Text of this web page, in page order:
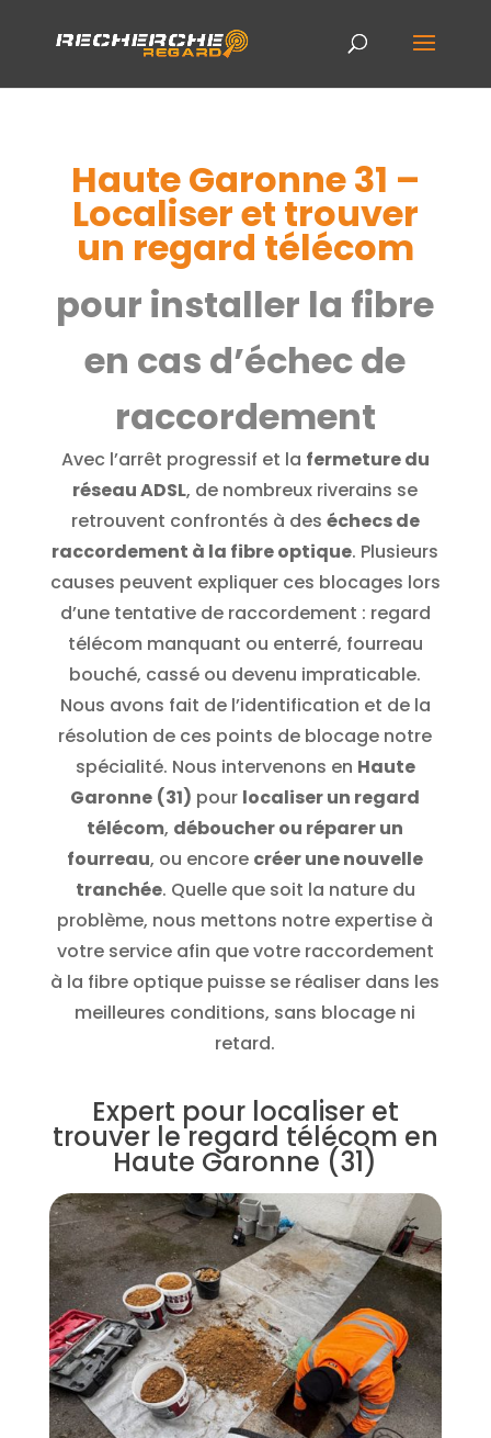
Haute Garonne 31 –
Localiser et trouver
un regard télécom
pour installer la fibre
en cas d’échec de
raccordement
Avec l’arrêt progressif et la fermeture du
réseau ADSL, de nombreux riverains se
retrouvent confrontés à des échecs de
raccordement à la fibre optique. Plusieurs
causes peuvent expliquer ces blocages lors
d’une tentative de raccordement : regard
télécom manquant ou enterré, fourreau
bouché, cassé ou devenu impraticable.
Nous avons fait de l’identification et de la
résolution de ces points de blocage notre
spécialité. Nous intervenons en Haute
Garonne (31) pour localiser un regard
télécom, déboucher ou réparer un
fourreau, ou encore créer une nouvelle
tranchée. Quelle que soit la nature du
problème, nous mettons notre expertise à
votre service afin que votre raccordement
à la fibre optique puisse se réaliser dans les
meilleures conditions, sans blocage ni
retard.
Expert pour localiser et
trouver le regard télécom en
Haute Garonne (31)